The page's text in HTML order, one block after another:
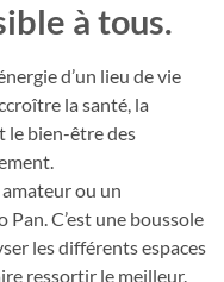
à tous.
d’un lieu de vie
la santé, la
le bien-être des
ou un
Pan. C’est une boussole
les différents espaces
ressortir le meilleur.